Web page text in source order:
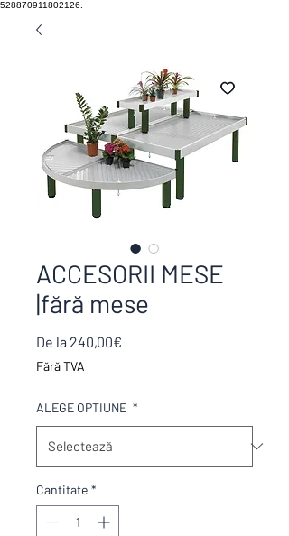
528870911802126.
ACCESORII MESE
|fără mese
De la 240,00€
Fără TVA
ALEGE OPTIUNE *
Cantitate *